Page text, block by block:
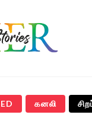
கனலி